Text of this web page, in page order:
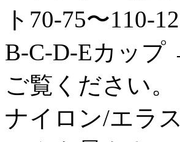
ト70-75〜110-
B-C-D-Eカッ
ご覧ください
ナイロン/エラ